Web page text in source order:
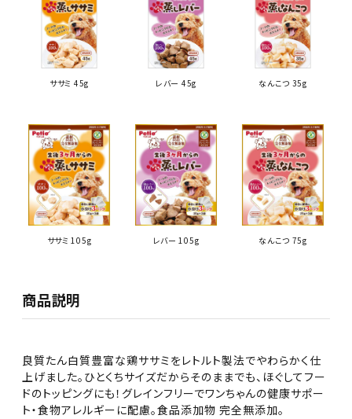
ササミ 45g レバー 45g なんこつ 35g
ササミ 105g レバー 105g なんこつ 75g
商品説明
良質たん白質豊富な鶏ササミをレトルト製法でやわらかく仕
上げました。ひとくちサイズだからそのままでも、ほぐしてフー
ドのトッピングにも！グレインフリーでワンちゃんの健康サポー
ト・食物アレルギーに配慮。食品添加物 完全無添加。